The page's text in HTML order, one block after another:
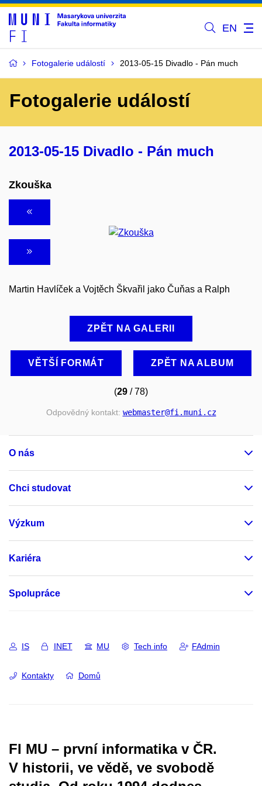
EN
Fotogalerie událostí 2013-05-15 Divadlo - Pán much
Fotogalerie událostí
2013-05-15 Divadlo - Pán much
Zkouška
Martin Havlíček a Vojtěch Škvařil jako Čuňas a Ralph
ZPĚT NA GALERII
VĚTŠÍ FORMÁT ZPĚT NA ALBUM
(29 / 78)
Odpovědný kontakt: webmaster@fi .muni .cz
O nás
Chci studovat
Výzkum
Kariéra
Spolupráce
IS INET MU Tech info FAdmin
Kontakty Domů
FI MU – první informatika v ČR.
V historii, ve vědě, ve svobodě